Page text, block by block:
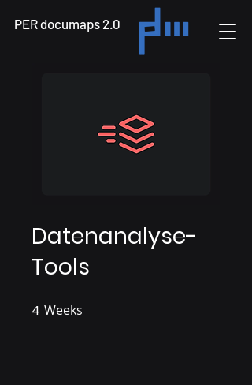
PER documaps 2.0
Datenanalyse-
Tools
4 Weeks